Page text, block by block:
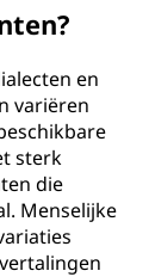
en
variëren
sterk
die
Menselijke